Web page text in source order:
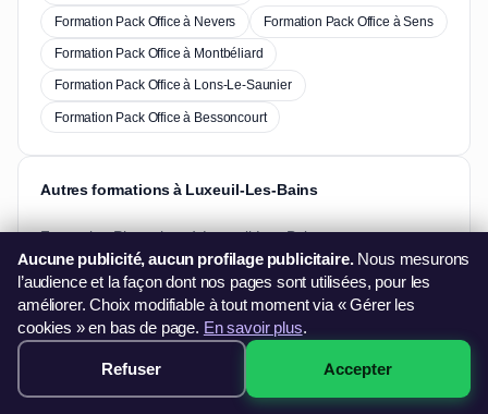
Formation Pack Office à Nevers
Formation Pack Office à Sens
Formation Pack Office à Montbéliard
Formation Pack Office à Lons-Le-Saunier
Formation Pack Office à Bessoncourt
Autres formations à Luxeuil-Les-Bains
Formation Photoshop à Luxeuil-Les-Bains
Besoin d'informations ?
Vous souhaitez en savoir plus sur nos formations ?
499€ · Voir les sessions →
Aucune publicité, aucun profilage publicitaire.Nous mesurons
l’audience et la façon dont nos pages sont utilisées, pour les
améliorer. Choix modifiable à tout moment via « Gérer les
cookies » en bas de page. En savoir plus.
Refuser Accepter